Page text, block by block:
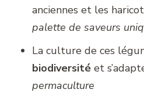
anciennes et les
palette de saveurs
La culture de ces
biodiversité et
permaculture